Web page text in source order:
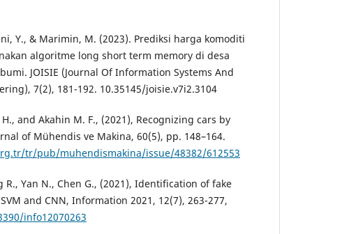
Y., & Marimin, M. (2023). Prediksi harga komoditi
algoritme long short term memory di desa
JOISIE (Journal Of Information Systems And
7(2), 181-192. 10.35145/joisie.v7i2.3104
and Akahin M. F., (2021), Recognizing cars by
of Mühendis ve Makina, 60(5), pp. 148–164.
tr/pub/muhendismakina/issue/48382/612553
R., Yan N., Chen G., (2021), Identification of fake
and CNN, Information 2021, 12(7), 263-277,
info12070263